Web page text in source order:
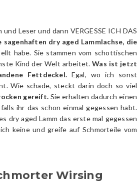
Leser und dann VERGESSE ICH DAS
sagenhaften dry aged Lammlachse, die
habe. Sie stammen vom schottischen
Kind der Welt arbeitet.Was ist jetzt
Fettdeckel. Egal, wo ich sonst
Wie schade, steckt darin doch so viel
gereift. Sie erhalten dadurch einen
ihr das schon einmal gegessen habt.
dry aged Lamm das erste mal gegessen
keine und greife auf Schmorteile vom
Wirsing